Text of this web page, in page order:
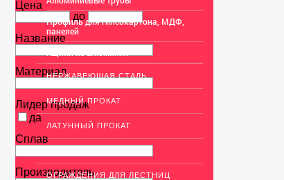
Профиль для гипсокартона, МДФ,
панелей
НЕРЖАВЕЮЩАЯ СТАЛЬ
МЕДНЫЙ ПРОКАТ
ЛАТУННЫЙ ПРОКАТ
ОГРАЖДЕНИЯ ДЛЯ ЛЕСТНИЦ
Цена
до
Название
Материал
Лидер продаж
да
Сплав
Производитель